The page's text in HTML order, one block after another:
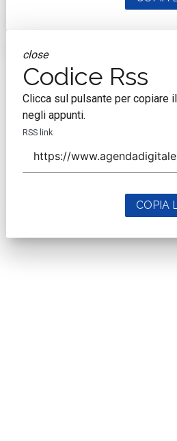
close
Codice Rss
Clicca sul pulsante per copiare
negli appunti.
RSS link
COPIA